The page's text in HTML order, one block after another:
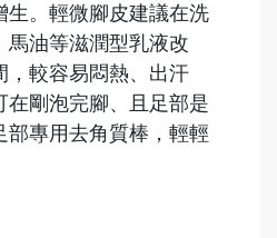
生。輕微腳皮建議在洗
馬油等滋潤型乳液改
，較容易悶熱、出汗
在剛泡完腳、且足部是
部專用去角質棒，輕輕